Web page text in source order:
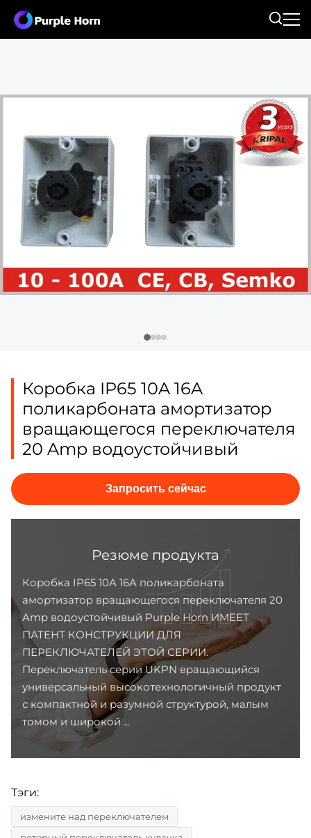
Коробка IP65 10A 16A
поликарбоната амортизатор
вращающегося переключателя
20 Amp водоустойчивый
Запросить сейчас
Резюме продукта
Коробка IP65 10A 16A поликарбоната
амортизатор вращающегося переключателя 20
Amp водоустойчивый Purple Horn ИМЕЕТ
ПАТЕНТ КОНСТРУКЦИИ ДЛЯ
ПЕРЕКЛЮЧАТЕЛЕЙ ЭТОЙ СЕРИИ.
Переключатель серии UKPN вращающийся
универсальный высокотехнологичный продукт
с компактной и разумной структурой, малым
томом и широкой ...
Тэги:
измените над переключателем